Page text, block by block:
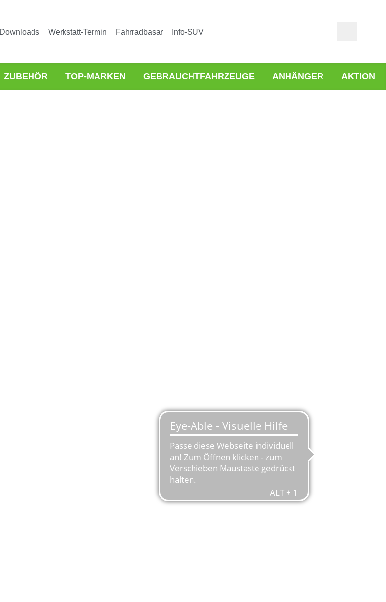
Downloads Werkstatt-Termin Fahrradbasar Info-SUV
ZUBEHÖR TOP-MARKEN GEBRAUCHTFAHRZEUGE ANHÄNGER AKTION